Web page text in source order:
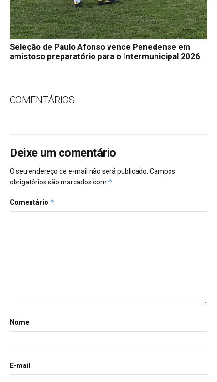
Seleção de Paulo Afonso vence Penedense em
amistoso preparatório para o Intermunicipal 2026
COMENTÁRIOS
Deixe um comentário
O seu endereço de e-mail não será publicado. Campos
obrigatórios são marcados com *
Comentário *
Nome
E-mail